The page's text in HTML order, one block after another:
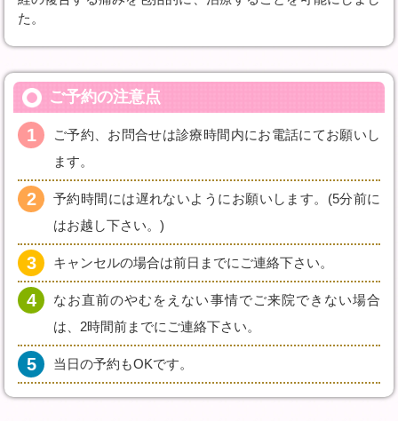
た。
ご予約の注意点
1
ご予約、お問合せは診療時間内にお電話にてお願いし
ます。
2
予約時間には遅れないようにお願いします。(5分前に
はお越し下さい。)
3 キャンセルの場合は前日までにご連絡下さい。
4
なお直前のやむをえない事情でご来院できない場合
は、2時間前までにご連絡下さい。
5 当日の予約もOKです。